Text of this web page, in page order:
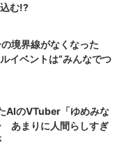
む!?
境界線がなくなった
イベントは“みんなでつ
AIのVTuber「ゆめみな
あまりに人間らしすぎ